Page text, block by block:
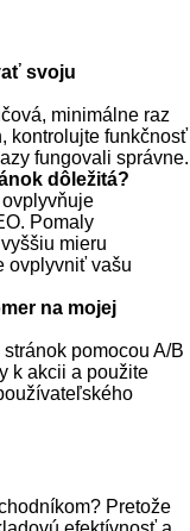
svoju
minimálne raz
kontrolujte funkčnosť
fungovali správne.
dôležitá?
Pomaly
mieru
ovplyvniť vašu
na mojej
pomocou A/B
k akcii a použite
Pretože